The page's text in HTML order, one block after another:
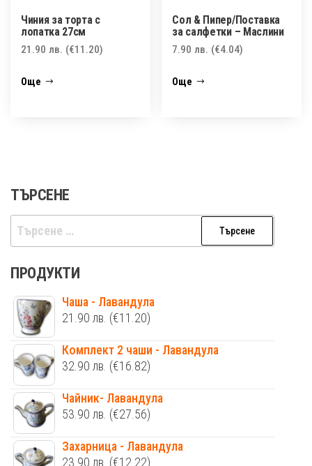
Чиния за торта с
лопатка 27см
21.90 лв. (€11.20)
Още
Сол & Пипер/Поставка
за салфетки – Маслини
7.90лв. (€4.04)
Още
ТЪРСЕНЕ
Търсене
за:
ПРОДУКТИ
Чаша - Лавандула
21.90 лв. (€11.20)
Комплект 2 чаши - Лавандула
32.90 лв. (€16.82)
Чайник- Лавандула
53.90 лв. (€27.56)
Захарница - Лавандула
23.90 лв. (€12.22)